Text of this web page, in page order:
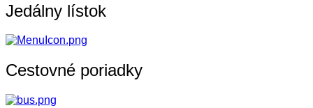
Jedálny lístok
Cestovné poriadky